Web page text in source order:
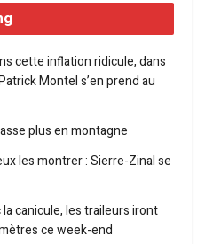
cette inflation ridicule, dans
Montel s’en prend au
plus en montagne
les montrer : Sierre-Zinal se
canicule, les traileurs iront
ce week-end